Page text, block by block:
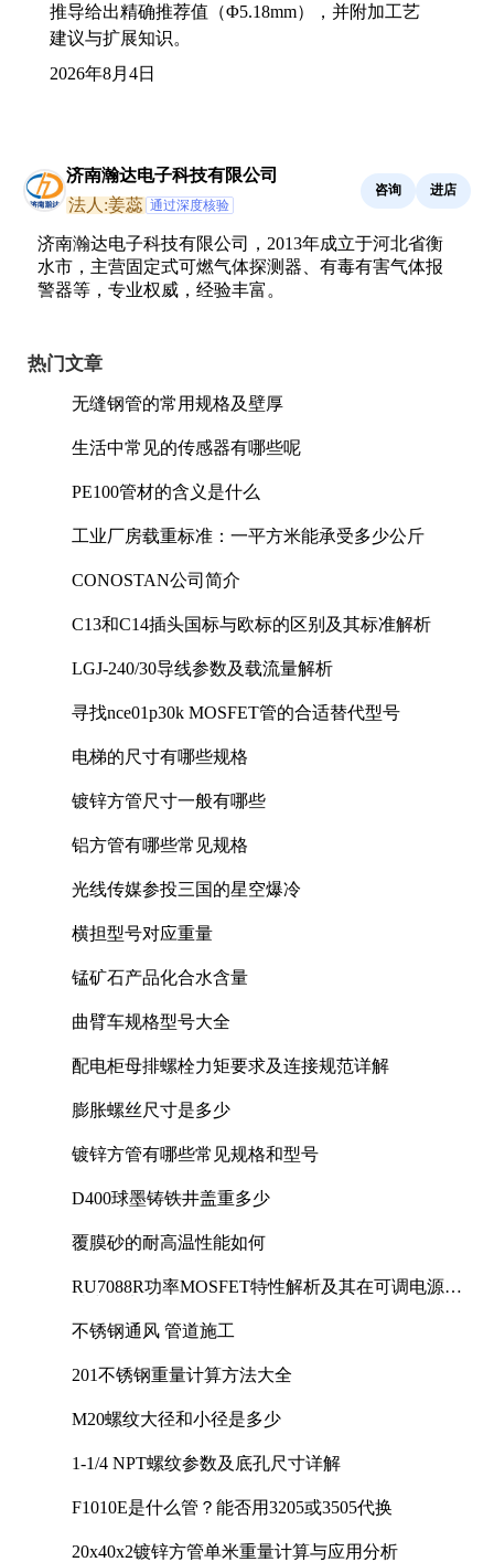
推导给出精确推荐值（Φ5.18mm），并附加工艺
建议与扩展知识。
2026年8月4日
济南瀚达电子科技有限公司
法人:姜蕊 通过深度核验
咨询 进店
济南瀚达电子科技有限公司，2013年成立于河北省衡
水市，主营固定式可燃气体探测器、有毒有害气体报
警器等，专业权威，经验丰富。
热门文章
无缝钢管的常用规格及壁厚
生活中常见的传感器有哪些呢
PE100管材的含义是什么
工业厂房载重标准：一平方米能承受多少公斤
CONOSTAN公司简介
C13和C14插头国标与欧标的区别及其标准解析
LGJ-240/30导线参数及载流量解析
寻找nce01p30k MOSFET管的合适替代型号
电梯的尺寸有哪些规格
镀锌方管尺寸一般有哪些
铝方管有哪些常见规格
光线传媒参投三国的星空爆冷
横担型号对应重量
锰矿石产品化合水含量
曲臂车规格型号大全
配电柜母排螺栓力矩要求及连接规范详解
膨胀螺丝尺寸是多少
镀锌方管有哪些常见规格和型号
D400球墨铸铁井盖重多少
覆膜砂的耐高温性能如何
RU7088R功率MOSFET特性解析及其在可调电源设
不锈钢通风 管道施工
201不锈钢重量计算方法大全
M20螺纹大径和小径是多少
1-1/4 NPT螺纹参数及底孔尺寸详解
F1010E是什么管？能否用3205或3505代换
20x40x2镀锌方管单米重量计算与应用分析